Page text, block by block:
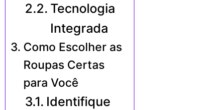
Tecnologia
Integrada
Como Escolher as
Roupas Certas
para Você
Identifique